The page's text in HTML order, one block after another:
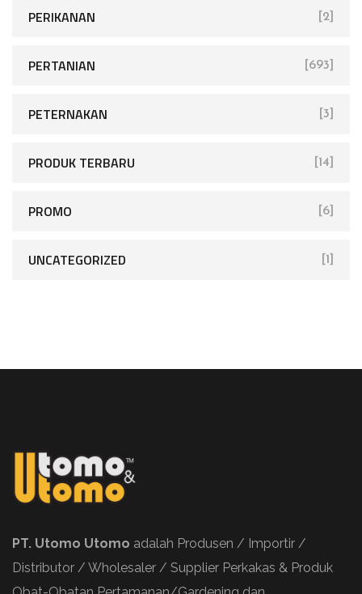
PERIKANAN [2]
PERTANIAN [693]
PETERNAKAN [3]
PRODUK TERBARU [14]
PROMO [6]
UNCATEGORIZED [1]
PT. Utomo Utomo adalah Produsen / Importir /
Distributor / Wholesaler / Supplier Perkakas & Produk